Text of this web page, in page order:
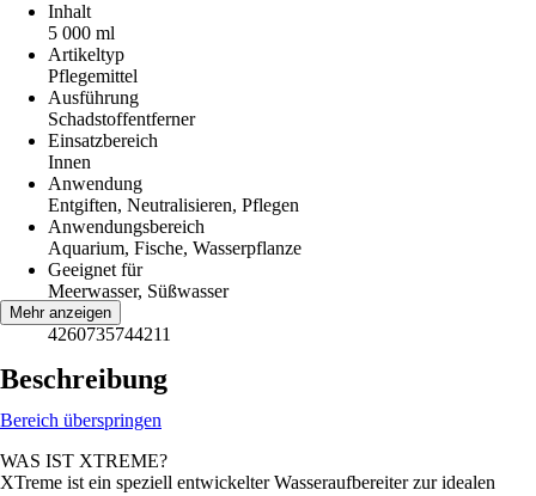
Inhalt
5 000 ml
Artikeltyp
Pflegemittel
Ausführung
Schadstoffentferner
Einsatzbereich
Innen
Anwendung
Entgiften, Neutralisieren, Pflegen
Anwendungsbereich
Aquarium, Fische, Wasserpflanze
Geeignet für
Meerwasser, Süßwasser
EAN
4260735744211
Mehr anzeigen
Beschreibung
Bereich überspringen
WAS IST XTREME?
XTreme ist ein speziell entwickelter Wasseraufbereiter zur idealen